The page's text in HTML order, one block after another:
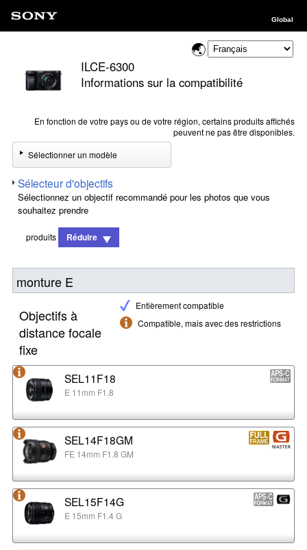
Global
ILCE-6300
Informations sur la compatibilité
En fonction de votre pays ou de votre région, certains produits affichés
peuvent ne pas être disponibles.
Sélectionner un modèle
Sélecteur d'objectifs
Sélectionnez un objectif recommandé pour les photos que vous
souhaitez prendre
produits Réduire
monture E
Entièrement compatible
Compatible, mais avec des restrictions
Objectifs à
distance focale
fixe
SEL11F18
E 11mm F1.8
SEL14F18GM
FE 14mm F1.8 GM
SEL15F14G
E 15mm F1.4 G